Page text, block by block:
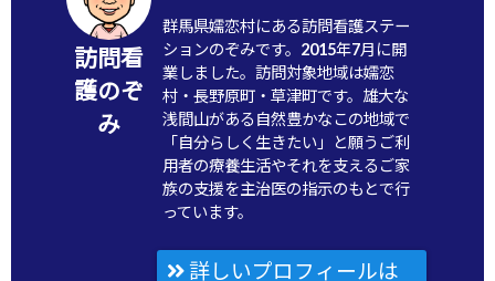
訪問看
護のぞ
み
群馬県嬬恋村にある訪問看護ステー
ションのぞみです。2015年7月に開
業しました。訪問対象地域は嬬恋
村・長野原町・草津町です。雄大な
浅間山がある自然豊かなこの地域で
「自分らしく生きたい」と願うご利
用者の療養生活やそれを支えるご家
族の支援を主治医の指示のもとで行
っています。
詳しいプロフィールは